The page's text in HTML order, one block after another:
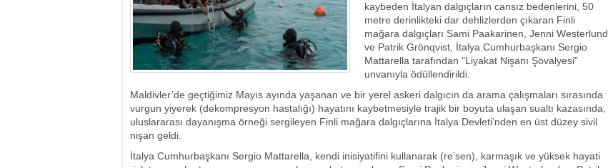
kaybeden İtalyan dalgıçların cansız bedenlerini, 50
metre derinlikteki dar dehlizlerden çıkaran Finli
mağara dalgıçları Sami Paakarinen, Jenni Westerlund
ve Patrik Grönqvist, İtalya Cumhurbaşkanı Sergio
Mattarella tarafından "Liyakat Nişanı Şövalyesi"
unvanıyla ödüllendirildi.
Maldivler’de geçtiğimiz Mayıs ayında yaşanan ve bir yerel askeri dalgıcın da arama çalışmaları sırasında
vurgun yiyerek (dekompresyon hastalığı) hayatını kaybetmesiyle trajik bir boyuta ulaşan sualtı kazasında,
uluslararası dayanışma örneği sergileyen Finli mağara dalgıçlarına İtalya Devleti’nden en üst düzey sivil
nişan geldi.
İtalya Cumhurbaşkanı Sergio Mattarella, kendi inisiyatifini kullanarak (re’sen), karmaşık ve yüksek hayati